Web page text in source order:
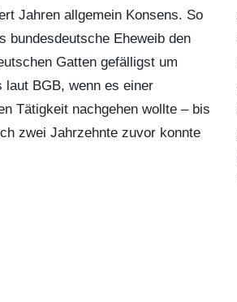
Jahren allgemein Konsens. So
bundesdeutsche Eheweib den
Gatten gefälligst um
laut BGB, wenn es einer
Tätigkeit nachgehen wollte – bis
zwei Jahrzehnte zuvor konnte